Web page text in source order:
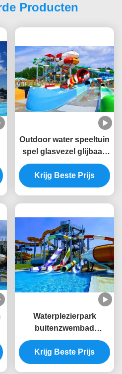
Producten
Outdoor water speeltuin
spel glasvezel glijbaan
voor zwembad
Krijg Beste Prijs
Waterplezierpark
buitenzwembad
Kinderspeelplaats
Glasvezelslide
Krijg Beste Prijs